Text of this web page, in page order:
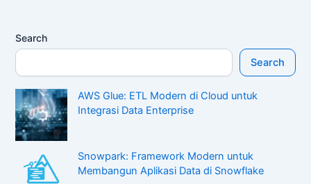
Search
Search
AWS Glue: ETL Modern di Cloud untuk
Integrasi Data Enterprise
Snowpark: Framework Modern untuk
Membangun Aplikasi Data di Snowflake